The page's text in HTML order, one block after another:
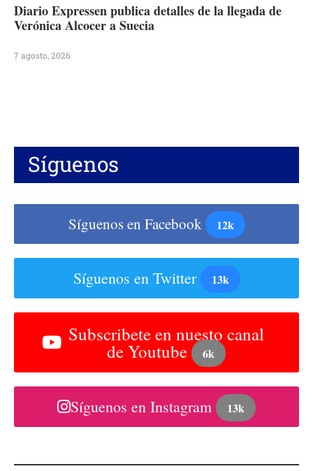
Diario Expressen publica detalles de la llegada de
Verónica Alcocer a Suecia
7 agosto, 2026
Síguenos
Síguenos en Facebook 12k
Síguenos en Twitter 13k
Subscribete en nuesto canal
de Youtube 6k
Síguenos en Instagram 13k